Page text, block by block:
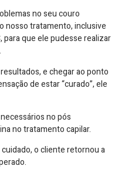
no seu couro
nosso tratamento, inclusive
que ele pudesse realizar
e chegar ao ponto
de estar “curado”, ele
no pós
no tratamento capilar.
o cliente retornou a